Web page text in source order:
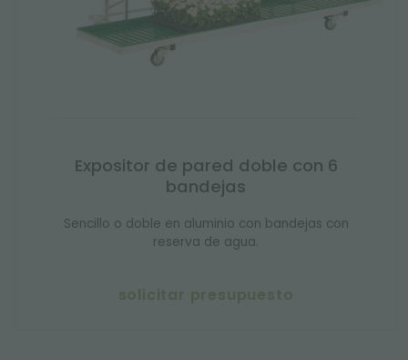
Expositor de pared doble con 6
bandejas
Sencillo o doble en aluminio con bandejas con
reserva de agua.
solicitar presupuesto